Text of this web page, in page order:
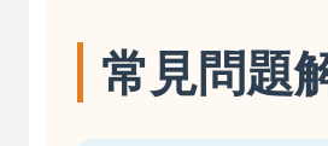
常見問題